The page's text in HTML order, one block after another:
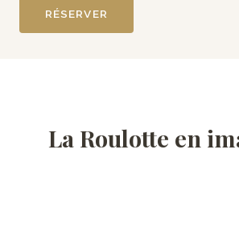
RÉSERVER
La Roulotte en